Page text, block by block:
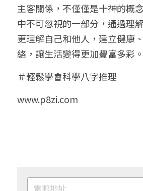
主客關係，不僅僅是十神的概
中不可忽視的一部分，通過理
更理解自己和他人，建立健康
絡，讓生活變得更加豐富多彩。
＃輕鬆學會科學八字推理
www.p8zi.com